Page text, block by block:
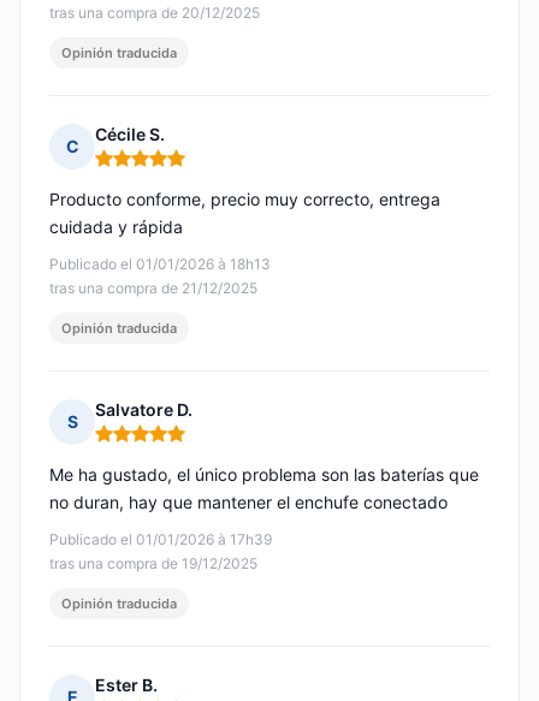
tras una compra de 20/12/2025
Opinión traducida
C
Cécile S.
Nota: 5 de 5
Publicado el 01/01/2026 à 18h13
tras una compra de 21/12/2025
Producto conforme, precio muy correcto, entrega
cuidada y rápida
Opinión traducida
S
Salvatore D.
Nota: 5 de 5
Publicado el 01/01/2026 à 17h39
tras una compra de 19/12/2025
Me ha gustado, el único problema son las baterías que
no duran, hay que mantener el enchufe conectado
Opinión traducida
Ester B.